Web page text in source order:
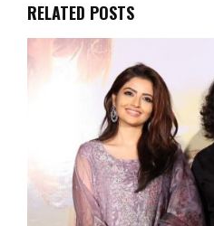
RELATED POSTS